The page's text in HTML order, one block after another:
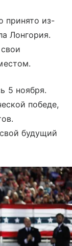
принято из-
Лонгория.
5 ноября.
победе,
будущий